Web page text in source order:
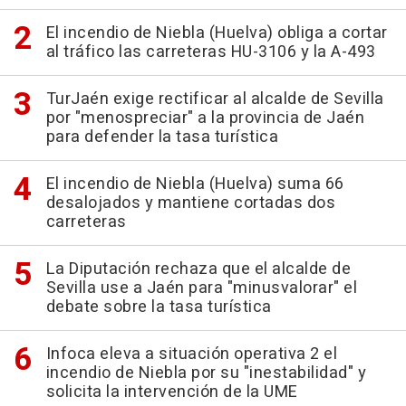
El incendio de Niebla (Huelva) obliga a cortar
al tráfico las carreteras HU-3106 y la A-493
TurJaén exige rectificar al alcalde de Sevilla
por "menospreciar" a la provincia de Jaén
para defender la tasa turística
El incendio de Niebla (Huelva) suma 66
desalojados y mantiene cortadas dos
carreteras
La Diputación rechaza que el alcalde de
Sevilla use a Jaén para "minusvalorar" el
debate sobre la tasa turística
Infoca eleva a situación operativa 2 el
incendio de Niebla por su "inestabilidad" y
solicita la intervención de la UME